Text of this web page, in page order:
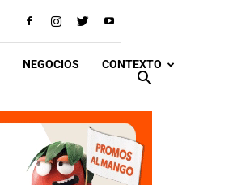
NEGOCIOS CONTEXTO